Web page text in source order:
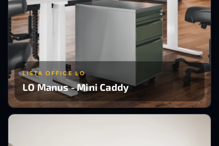
LISTA OFFICE LO
LO Manus - Mini Caddy